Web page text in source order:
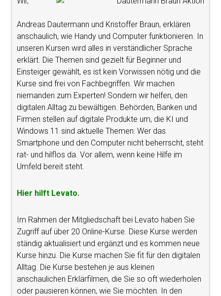
Andreas Dautermann und Kristoffer Braun, erklären
anschaulich, wie Handy und Computer funktionieren. In
unseren Kursen wird alles in verständlicher Sprache
erklärt. Die Themen sind gezielt für Beginner und
Einsteiger gewählt, es ist kein Vorwissen nötig und die
Kurse sind frei von Fachbegriffen. Wir machen
niemanden zum Experten! Sondern wir helfen, den
digitalen Alltag zu bewältigen. Behörden, Banken und
Firmen stellen auf digitale Produkte um, die KI und
Windows 11 sind aktuelle Themen: Wer das
Smartphone und den Computer nicht beherrscht, steht
rat- und hilflos da. Vor allem, wenn keine Hilfe im
Umfeld bereit steht.
Hier hilft Levato.
Im Rahmen der Mitgliedschaft bei Levato haben Sie
Zugriff auf über 20 Online-Kurse. Diese Kurse werden
ständig aktualisiert und ergänzt und es kommen neue
Kurse hinzu. Die Kurse machen Sie fit für den digitalen
Alltag. Die Kurse bestehen je aus kleinen
anschaulichen Erklärfilmen, die Sie so oft wiederholen
oder pausieren können, wie Sie möchten. In den